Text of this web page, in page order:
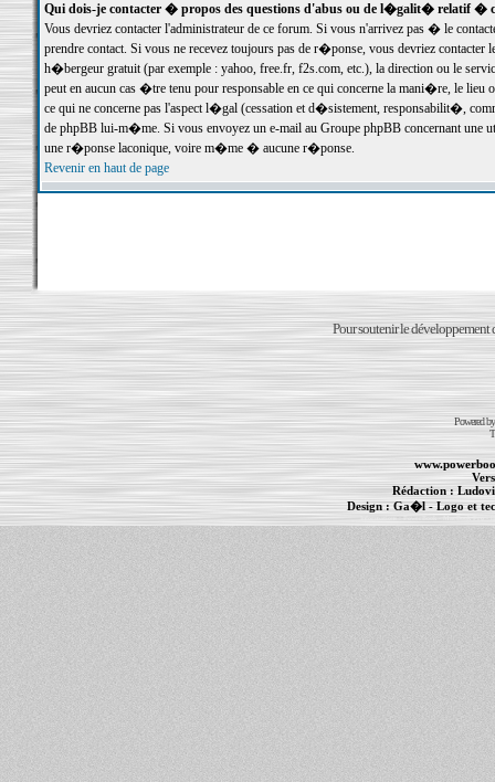
Qui dois-je contacter � propos des questions d'abus ou de l�galit� relatif �
Vous devriez contacter l'administrateur de ce forum. Si vous n'arrivez pas � le
prendre contact. Si vous ne recevez toujours pas de r�ponse, vous devriez
h�bergeur gratuit (par exemple : yahoo, free.fr, f2s.com, etc.), la direction ou le
peut en aucun cas �tre tenu pour responsable en ce qui concerne la mani�re, le
ce qui ne concerne pas l'aspect l�gal (cessation et d�sistement, responsabilit�,
de phpBB lui-m�me. Si vous envoyez un e-mail au Groupe phpBB concernant une
une r�ponse laconique, voire m�me � aucune r�ponse.
Revenir en haut de page
Pour soutenir le développement
Powered
Rédaction :
Design :Ga�l- Logo et
Informations :